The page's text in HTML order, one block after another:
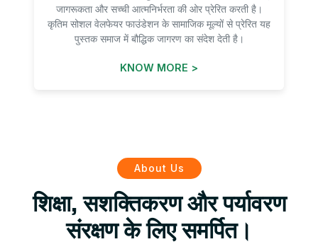
जागरूकता और सच्ची आत्मनिर्भरता की ओर प्रेरित करती है।
कृतिम सोशल वेलफेयर फाउंडेशन के सामाजिक मूल्यों से प्रेरित यह
पुस्तक समाज में बौद्धिक जागरण का संदेश देती है।
KNOW MORE >
About Us
शिक्षा, सशक्तिकरण और पर्यावरण
संरक्षण के लिए समर्पित।